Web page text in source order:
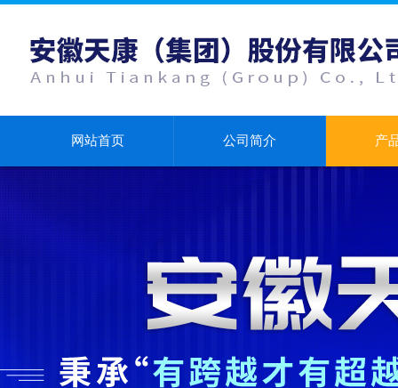
网站首页 公司简介 产